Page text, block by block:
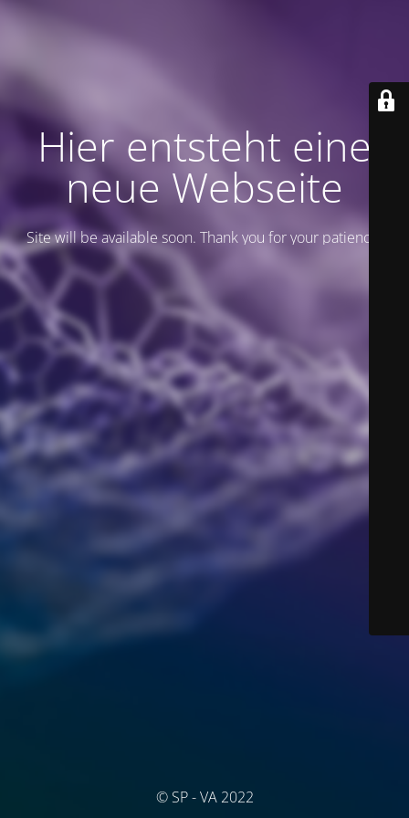
Hier entsteht eine
neue Webseite
Site will be available soon. Thank you for your patience!
© SP - VA 2022